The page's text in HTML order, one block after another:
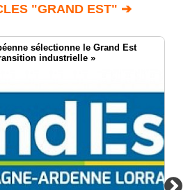
"GRAND EST" ➔
sélectionne le Grand Est
industrielle »